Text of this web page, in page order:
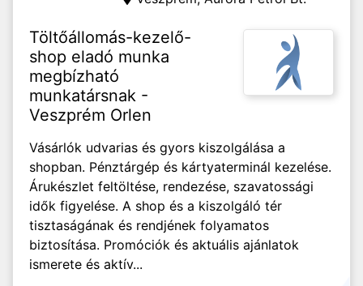
Töltőállomás-kezelő-
shop eladó munka
megbízható
munkatársnak -
Veszprém Orlen
Vásárlók udvarias és gyors kiszolgálása a
shopban. Pénztárgép és kártyaterminál kezelése.
Árukészlet feltöltése, rendezése, szavatossági
idők figyelése. A shop és a kiszolgáló tér
tisztaságának és rendjének folyamatos
biztosítása. Promóciók és aktuális ajánlatok
ismerete és aktív...